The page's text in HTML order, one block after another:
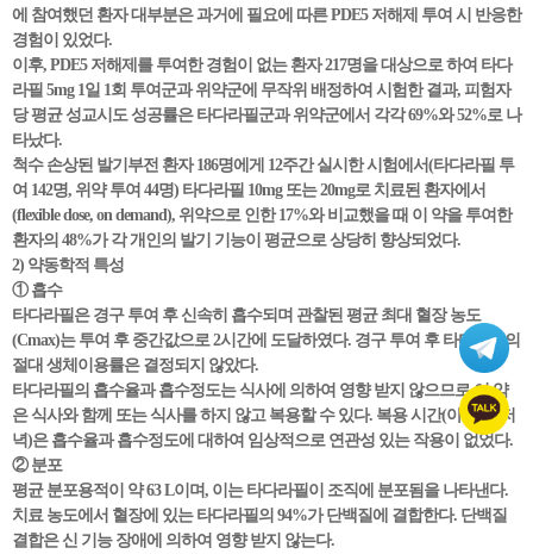
에 참여했던 환자 대부분은 과거에 필요에 따른 PDE5 저해제 투여 시 반응한
경험이 있었다.
이후, PDE5 저해제를 투여한 경험이 없는 환자 217명을 대상으로 하여 타다
라필 5mg 1일 1회 투여군과 위약군에 무작위 배정하여 시험한 결과, 피험자
당 평균 성교시도 성공률은 타다라필군과 위약군에서 각각 69%와 52%로 나
타났다.
척수 손상된 발기부전 환자 186명에게 12주간 실시한 시험에서(타다라필 투
여 142명, 위약 투여 44명) 타다라필 10mg 또는 20mg로 치료된 환자에서
(flexible dose, on demand), 위약으로 인한 17%와 비교했을 때 이 약을 투여한
환자의 48%가 각 개인의 발기 기능이 평균으로 상당히 향상되었다.
2) 약동학적 특성
① 흡수
타다라필은 경구 투여 후 신속히 흡수되며 관찰된 평균 최대 혈장 농도
(Cmax)는 투여 후 중간값으로 2시간에 도달하였다. 경구 투여 후 타다라필의
절대 생체이용률은 결정되지 않았다.
타다라필의 흡수율과 흡수정도는 식사에 의하여 영향 받지 않으므로 이 약
은 식사와 함께 또는 식사를 하지 않고 복용할 수 있다. 복용 시간(아침 대 저
녁)은 흡수율과 흡수정도에 대하여 임상적으로 연관성 있는 작용이 없었다.
② 분포
평균 분포용적이 약 63 L이며, 이는 타다라필이 조직에 분포됨을 나타낸다.
치료 농도에서 혈장에 있는 타다라필의 94%가 단백질에 결합한다. 단백질
결합은 신 기능 장애에 의하여 영향 받지 않는다.